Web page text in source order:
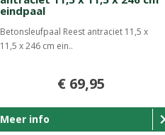
eindpaal
Betonsleufpaal Reest antraciet 11,5 x
11,5 x 246 cm ein..
€ 69,95
Meer info